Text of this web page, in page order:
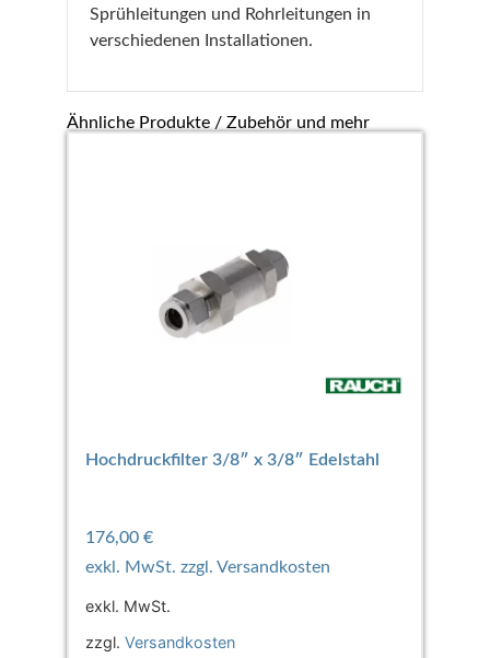
Sprühleitungen und Rohrleitungen in
verschiedenen Installationen.
Ähnliche Produkte / Zubehör und mehr
Hochdruckfilter 3/8″ x 3/8″ Edelstahl
176,00 €
exkl. MwSt.
zzgl. Versandkosten